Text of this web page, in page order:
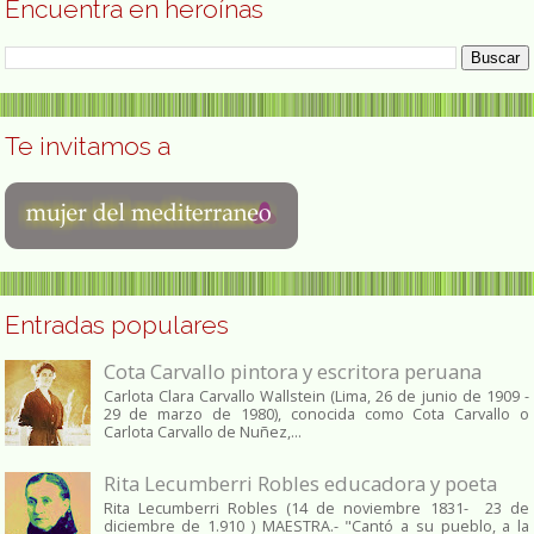
Encuentra en heroínas
Te invitamos a
Entradas populares
Cota Carvallo pintora y escritora peruana
Carlota Clara Carvallo Wallstein (Lima, 26 de junio de 1909 -
29 de marzo de 1980), conocida como Cota Carvallo o
Carlota Carvallo de Nuñez,...
Rita Lecumberri Robles educadora y poeta
Rita Lecumberri Robles (14 de noviembre 1831- 23 de
diciembre de 1.910 ) MAESTRA.- "Cantó a su pueblo, a la